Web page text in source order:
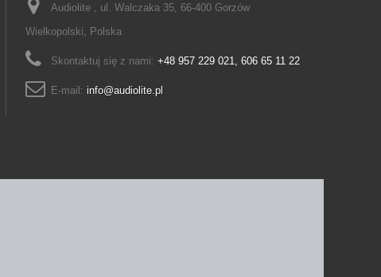
Audiolite , ul. Walczaka 35, 66-400 Gorzów
Wielkopolski, Polska
Skontaktuj się z nami: +48 957 229 021, 606 65 11 22
E-mail: info@audiolite.pl